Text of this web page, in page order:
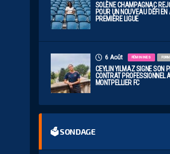
SOLÈNE CHAMPAGNAC
POUR UN NOUVEAU DÉFI
PREMIÈRE LIGUE
6 Août FÉMININES
CEYLIN YILMAZ SIGNE SON
CONTRAT PROFESSIONNEL
MONTPELLIER FC
🗳 SONDAGE